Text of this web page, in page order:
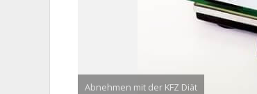
Abnehmen mit der KFZ Diät